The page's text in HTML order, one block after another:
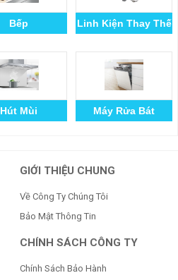
Bếp Linh Kiện Thay Thế
Hút Mùi Máy Rửa Bát
GIỚI THIỆU CHUNG
Về Công Ty Chúng Tôi
Bảo Mật Thông Tin
CHÍNH SÁCH CÔNG TY
Chính Sách Bảo Hành